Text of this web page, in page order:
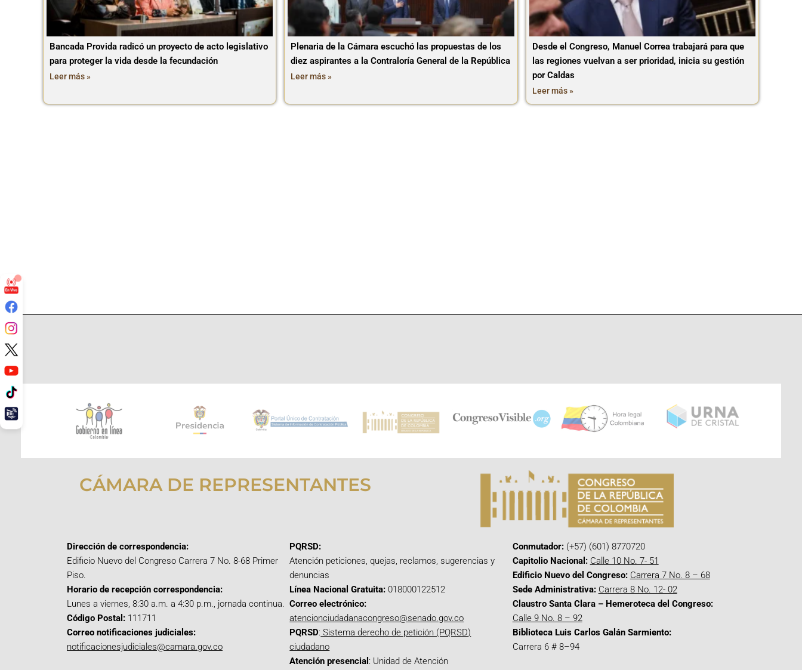
Bancada Provida radicó un proyecto de acto legislativo
para proteger la vida desde la fecundación
Leer más »
Plenaria de la Cámara escuchó las propuestas de los
diez aspirantes a la Contraloría General de la República
Leer más »
Desde el Congreso, Manuel Correa trabajará para que
las regiones vuelvan a ser prioridad, inicia su gestión
por Caldas
Leer más »
CÁMARA DE REPRESENTANTES
Dirección de correspondencia:
Edificio Nuevo del Congreso Carrera 7 No. 8-68 Primer
Piso.
Horario de recepción correspondencia:
Lunes a viernes, 8:30 a.m. a 4:30 p.m., jornada continua.
Código Postal: 111711
Correo notificaciones judiciales:
notificacionesjudiciales@camara.gov.co
PQRSD:
Atención peticiones, quejas, reclamos, sugerencias y
denuncias
Línea Nacional Gratuita: 018000122512
Correo electrónico:
atencionciudadanacongreso@senado.gov.co
PQRSD: Sistema derecho de petición (PQRSD)
ciudadano
Atención presencial : Unidad de Atención
Conmutador:(+57) (601) 8770720
Capitolio Nacional: Calle 10 No. 7- 51
Edificio Nuevo del Congreso: Carrera 7 No. 8 – 68
Sede Administrativa: Carrera 8 No. 12- 02
Claustro Santa Clara – Hemeroteca del Congreso:
Calle 9 No. 8 – 92
Biblioteca Luis Carlos Galán Sarmiento:
Carrera 6 # 8–94